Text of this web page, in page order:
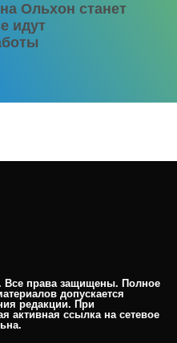
Ольхон станет
идут
Все права защищены. Полное
допускается
редакции. При
активная ссылка на сетевое